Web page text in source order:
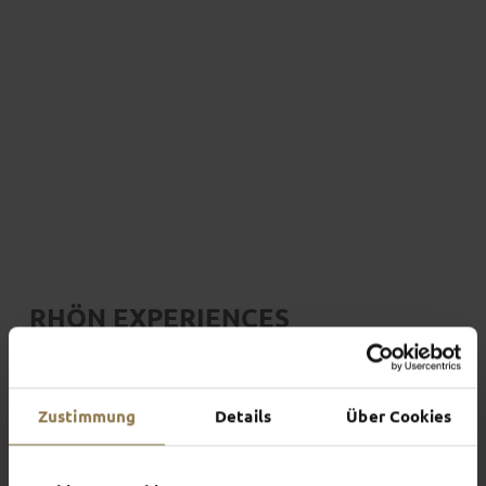
Zustimmung Details Über Cookies
RHÖN EXPERIENCES